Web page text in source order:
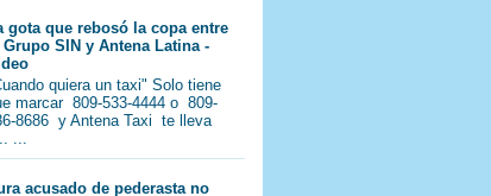
gota que rebosó la copa entre
Grupo SIN y Antena Latina -
quiera un taxi" Solo tiene
marcar 809-533-4444 o 809-
8686 y Antena Taxi te lleva
...
acusado de pederasta no